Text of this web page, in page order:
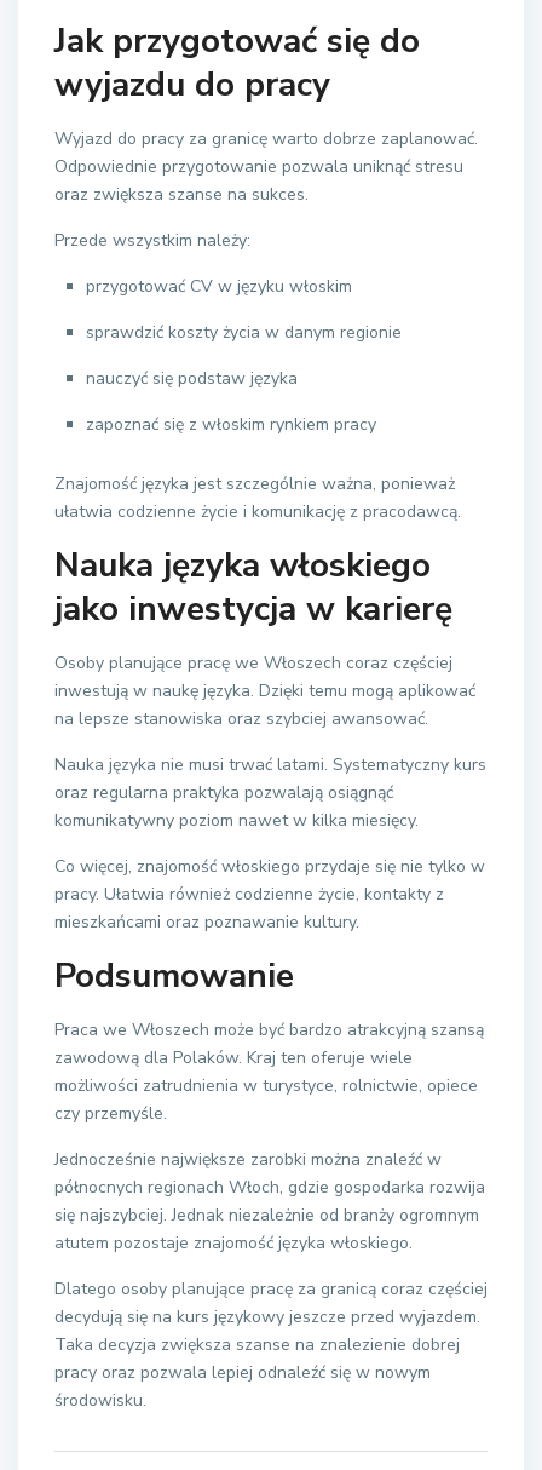
Jak przygotować się do
wyjazdu do pracy
Wyjazd do pracy za granicę warto dobrze zaplanować.
Odpowiednie przygotowanie pozwala uniknąć stresu
oraz zwiększa szanse na sukces.
Przede wszystkim należy:
przygotować CV w języku włoskim
sprawdzić koszty życia w danym regionie
nauczyć się podstaw języka
zapoznać się z włoskim rynkiem pracy
Znajomość języka jest szczególnie ważna, ponieważ
ułatwia codzienne życie i komunikację z pracodawcą.
Nauka języka włoskiego
jako inwestycja w karierę
Osoby planujące pracę we Włoszech coraz częściej
inwestują w naukę języka. Dzięki temu mogą aplikować
na lepsze stanowiska oraz szybciej awansować.
Nauka języka nie musi trwać latami. Systematyczny kurs
oraz regularna praktyka pozwalają osiągnąć
komunikatywny poziom nawet w kilka miesięcy.
Co więcej, znajomość włoskiego przydaje się nie tylko w
pracy. Ułatwia również codzienne życie, kontakty z
mieszkańcami oraz poznawanie kultury.
Podsumowanie
Praca we Włoszech może być bardzo atrakcyjną szansą
zawodową dla Polaków. Kraj ten oferuje wiele
możliwości zatrudnienia w turystyce, rolnictwie, opiece
czy przemyśle.
Jednocześnie największe zarobki można znaleźć w
północnych regionach Włoch, gdzie gospodarka rozwija
się najszybciej. Jednak niezależnie od branży ogromnym
atutem pozostaje znajomość języka włoskiego.
Dlatego osoby planujące pracę za granicą coraz częściej
decydują się na kurs językowy jeszcze przed wyjazdem.
Taka decyzja zwiększa szanse na znalezienie dobrej
pracy oraz pozwala lepiej odnaleźć się w nowym
środowisku.